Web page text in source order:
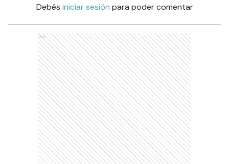
Debés iniciar sesión para poder comentar
Ads